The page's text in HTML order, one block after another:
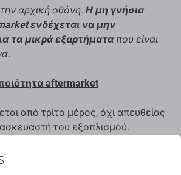
αρχική οθόνη. Η μη γνήσια
ενδέχεται να μην
τα μικρά εξαρτήματα που είναι
aftermarket
από τρίτο μέρος, όχι απευθείας
του εξοπλισμού.
εμφάνιση.